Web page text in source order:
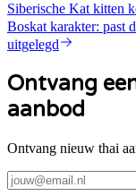
Siberische Kat kitten
Boskat karakter: past
uitgelegd
Ontvang
aanbod
Ontvang nieuw thai